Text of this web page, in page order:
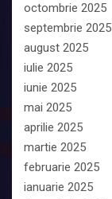
octombrie 2025
septembrie 2025
august 2025
iulie 2025
iunie 2025
mai 2025
aprilie 2025
martie 2025
februarie 2025
ianuarie 2025